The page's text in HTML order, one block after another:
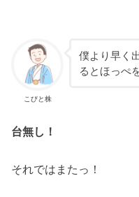
こびと株
僕より早く
るとほっぺ
台無し！
それではまたっ！